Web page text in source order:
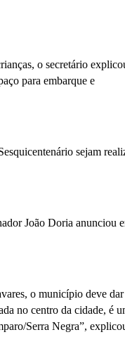
o secretário
para embarque e
sejam
João Doria anunciou
o município deve dar
no centro da cidade, é
Serra Negra”,